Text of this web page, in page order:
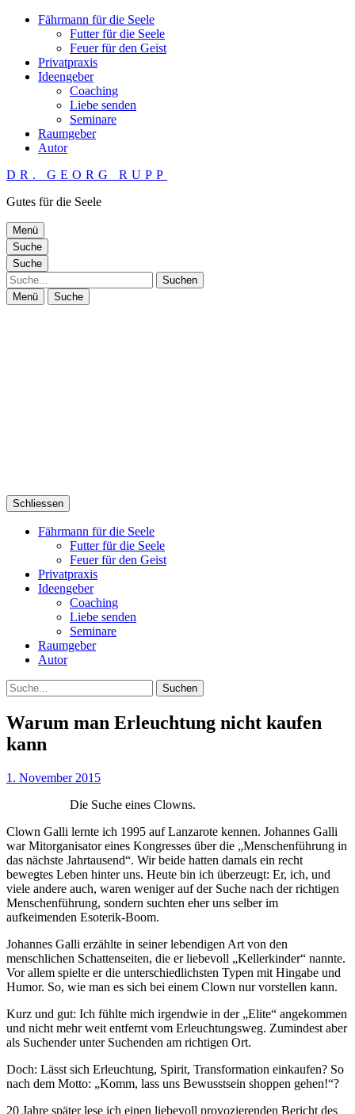
Fährmann für die Seele
Futter für die Seele
Feuer für den Geist
Privatpraxis
Ideengeber
Coaching
Liebe senden
Seminare
Raumgeber
Autor
DR. GEORG RUPP
Gutes für die Seele
Menü
Suche
Suche
Suche
Menü Suche
Schliessen
Fährmann für die Seele
Futter für die Seele
Feuer für den Geist
Privatpraxis
Ideengeber
Coaching
Liebe senden
Seminare
Raumgeber
Autor
Suche
Warum man Erleuchtung nicht kaufen
kann
1. November 2015
Die Suche eines Clowns.
Clown Galli lernte ich 1995 auf Lanzarote kennen. Johannes Galli
war Mitorganisator eines Kongresses über die „Menschenführung in
das nächste Jahrtausend“. Wir beide hatten damals ein recht
bewegtes Leben hinter uns. Heute bin ich überzeugt: Er, ich, und
viele andere auch, waren weniger auf der Suche nach der richtigen
Menschenführung, sondern suchten eher uns selber im
aufkeimenden Esoterik-Boom.
Johannes Galli erzählte in seiner lebendigen Art von den
menschlichen Schattenseiten, die er liebevoll „Kellerkinder“ nannte.
Vor allem spielte er die unterschiedlichsten Typen mit Hingabe und
Humor. So, wie man es sich bei einem Clown nur vorstellen kann.
Kurz und gut: Ich fühlte mich irgendwie in der „Elite“ angekommen
und nicht mehr weit entfernt vom Erleuchtungsweg. Zumindest aber
als Suchender unter Suchenden am richtigen Ort.
Doch: Lässt sich Erleuchtung, Spirit, Transformation einkaufen? So
nach dem Motto: „Komm, lass uns Bewusstsein shoppen gehen!“?
20 Jahre später lese ich einen liebevoll provozierenden Bericht des